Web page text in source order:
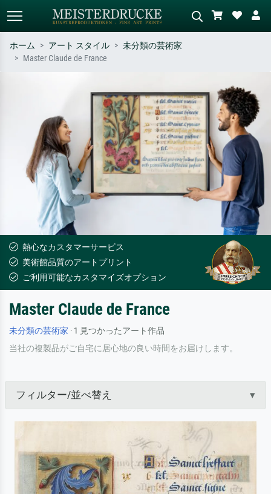
– 例：モネ、星月夜、印象派、北
シーンを説明してください – 例：
緑の草原、赤の多い抽象画、暗い
油絵、木のそばの立ち姿のヌー
ド。
ホーム アート スタイル
未分類の芸術家
Master Claude de France
熱心なカスタマーサービス
美術館品質のアートプリント
ご利用可能なカスタマイズオプション
Master Claude de France
未分類の芸術家 · 1 見つかったアート作品
当社の複製品がご自宅に居心地の良い時間をお届けします。
フィルター/並べ替え